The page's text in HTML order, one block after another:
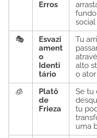
Erros
🎭
Esvazi
ament
o
Identi
tário
Tu
alto
o
🧊
Platô
de
Frieza
Se tu
tu
uma